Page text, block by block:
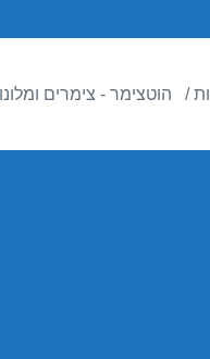
הוטצימר - צימרים